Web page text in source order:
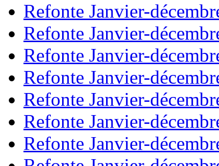
Refonte Janvier-
Refonte Janvier-
Refonte Janvier-
Refonte Janvier-
Refonte Janvier-
Refonte Janvier-
Refonte Janvier-